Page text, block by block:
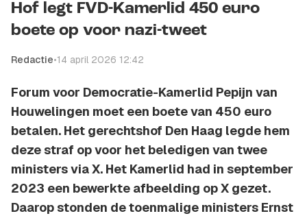
Hof legt FVD-Kamerlid 450 euro
boete op voor nazi-tweet
Redactie•14 april 2026 12:42
Forum voor Democratie-Kamerlid Pepijn van
Houwelingen moet een boete van 450 euro
betalen. Het gerechtshof Den Haag legde hem
deze straf op voor het beledigen van twee
ministers via X. Het Kamerlid had in september
2023 een bewerkte afbeelding op X gezet.
Daarop stonden de toenmalige ministers Ernst